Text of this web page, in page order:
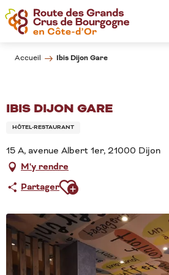
Aller
au
contenu
Accueil Ibis Dijon Gare
IBIS DIJON GARE
HÔTEL-RESTAURANT
15 A, avenue Albert 1er, 21000 Dijon
M'y rendre
PartagerAjouter aux favoris